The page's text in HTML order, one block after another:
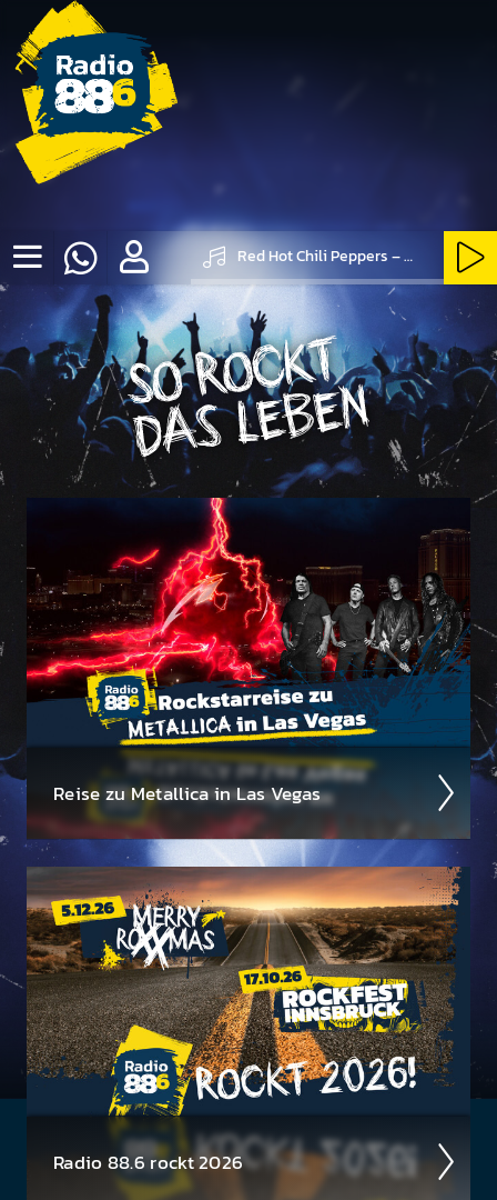
Red Hot Chili Peppers – Otherside
SO ROCKT DAS LEBEN
Reise zu Metal­lica in Las Vegas
Wir suchen einen Metal­lica-Megafan für die 88.6
Rock­star­reise zu Metal­lica im Sphere in Las Vegas am
1. Oktober 2026!
Radio 88.6 rockt 2026